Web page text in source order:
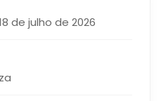
de julho de 2026